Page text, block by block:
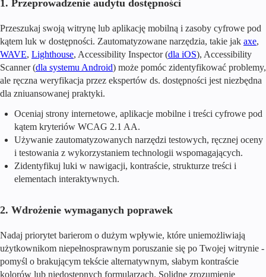
1. Przeprowadzenie audytu dostępności
Przeszukaj swoją witrynę lub aplikację mobilną i zasoby cyfrowe pod
kątem luk w dostępności. Zautomatyzowane narzędzia, takie jak axe,
WAVE, Lighthouse, Accessibility Inspector (dla iOS), Accessibility
Scanner (dla systemu Android) może pomóc zidentyfikować problemy,
ale ręczna weryfikacja przez ekspertów ds. dostępności jest niezbędna
dla zniuansowanej praktyki.
Oceniaj strony internetowe, aplikacje mobilne i treści cyfrowe pod
kątem kryteriów WCAG 2.1 AA.
Używanie zautomatyzowanych narzędzi testowych, ręcznej oceny
i testowania z wykorzystaniem technologii wspomagających.
Zidentyfikuj luki w nawigacji, kontraście, strukturze treści i
elementach interaktywnych.
2. Wdrożenie wymaganych poprawek
Nadaj priorytet barierom o dużym wpływie, które uniemożliwiają
użytkownikom niepełnosprawnym poruszanie się po Twojej witrynie -
pomyśl o brakującym tekście alternatywnym, słabym kontraście
kolorów lub niedostępnych formularzach. Solidne zrozumienie